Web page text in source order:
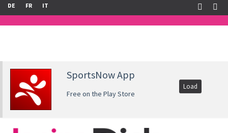
DE FR IT
SportsNow App
Free on the Play Store
Load